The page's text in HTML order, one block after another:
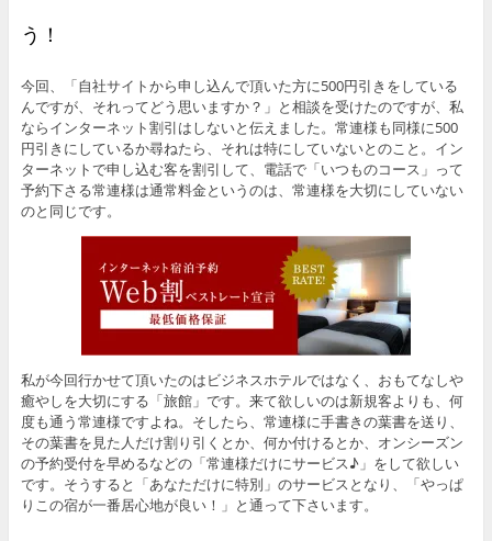
う！
今回、「自社サイトから申し込んで頂いた方に500円引きをしている
んですが、それってどう思いますか？」と相談を受けたのですが、私
ならインターネット割引はしないと伝えました。常連様も同様に500
円引きにしているか尋ねたら、それは特にしていないとのこと。イン
ターネットで申し込む客を割引して、電話で「いつものコース」って
予約下さる常連様は通常料金というのは、常連様を大切にしていない
のと同じです。
私が今回行かせて頂いたのはビジネスホテルではなく、おもてなしや
癒やしを大切にする「旅館」です。来て欲しいのは新規客よりも、何
度も通う常連様ですよね。そしたら、常連様に手書きの葉書を送り、
その葉書を見た人だけ割り引くとか、何か付けるとか、オンシーズン
の予約受付を早めるなどの「常連様だけにサービス♪」をして欲しい
です。そうすると「あなただけに特別」のサービスとなり、「やっぱ
りこの宿が一番居心地が良い！」と通って下さいます。